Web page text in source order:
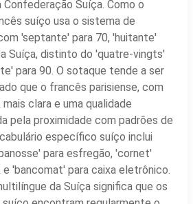
Suíça. Como o
suíço usa o sistema de
'septante' para 70, 'huitante'
Suíça, distinto do 'quatre-vingts'
para 90. O sotaque tende a ser
que o francês parisiense, com
clara e uma qualidade
pela proximidade com padrões de
específico suíço inclui
para esfregão, 'cornet'
'bancomat' para caixa eletrônico.
da Suíça significa que os